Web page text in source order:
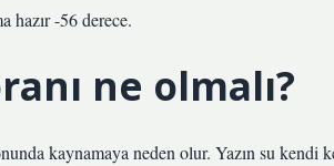
hazır -56 derece.
ne olmalı?
kaynamaya neden olur. Yazın su